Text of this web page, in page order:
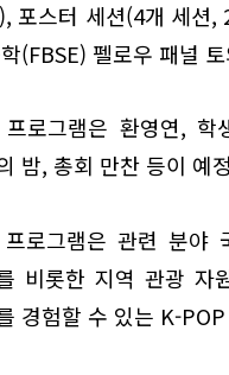
포스터 세션(4개 세션,
(FBSE) 펠로우 패널
로그램은 환영연, 학
밤, 총회 만찬 등이 예
로그램은 관련 분야
비롯한 지역 관광 자
경험할 수 있는 K-